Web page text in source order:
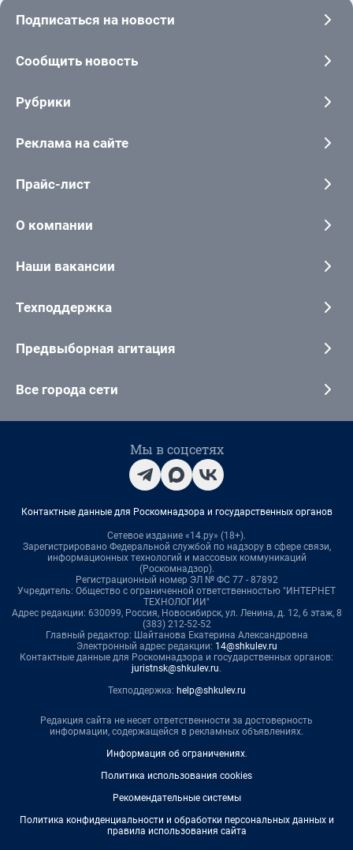
Подписаться на новости
Сообщить новость
Рубрики
Реклама на сайте
Прайс-лист
О компании
Наши вакансии
Техподдержка
Предвыборная агитация
Все города сети
Мы в соцсетях
Контактные данные для Роскомнадзора и государственных органов
Сетевое издание «14.ру» (18+).
Зарегистрировано Федеральной службой по надзору в сфере связи,
информационных технологий и массовых коммуникаций
(Роскомнадзор).
Регистрационный номер ЭЛ № ФС 77 - 87892
Учредитель: Общество с ограниченной ответственностью "ИНТЕРНЕТ
ТЕХНОЛОГИИ"
Адрес редакции: 630099, Россия, Новосибирск, ул. Ленина, д. 12, 6 этаж, 8
(383) 212-52-52
Главный редактор: Шайтанова Екатерина Александровна
Электронный адрес редакции: 14@shkulev.ru
Контактные данные для Роскомнадзора и государственных органов:
juristnsk@shkulev.ru.
Техподдержка: help@shkulev.ru
Редакция сайта не несет ответственности за достоверность
информации, содержащейся в рекламных объявлениях.
Информация об ограничениях.
Политика использования cookies
Рекомендательные системы
Политика конфиденциальности и обработки персональных данных и
правила использования сайта